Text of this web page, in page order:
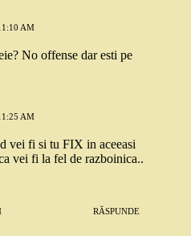
AM
No offense dar esti pe
AM
vei fi si tu FIX in aceeasi
vei fi la fel de razboinica..
RĂSPUNDE